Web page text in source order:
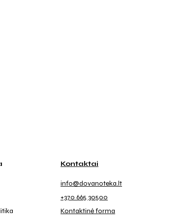
Kontaktai
info@dovanoteka.lt
+370 665 30500
Kontaktinė forma